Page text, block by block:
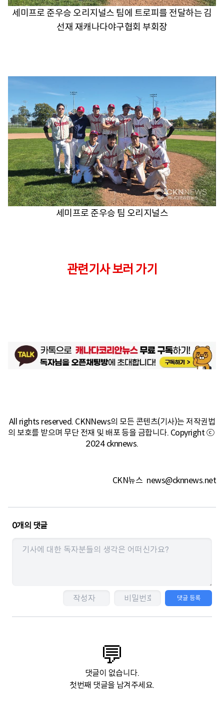
세미프로 준우승 오리지널스 팀에 트로피를 전달하는 김
선재 재캐나다야구협회 부회장
세미프로 준우승 팀 오리지널스
관련기사 보러 가기
All rights reserved. CKNNews의 모든 콘텐츠(기사)는 저작권법
의 보호를 받으며 무단 전재 및 배포 등을 금합니다. Copyright ⓒ
2024 cknnews.
CKN뉴스 news@cknnews.net
0개의 댓글
댓글 등록
💬
댓글이 없습니다.
첫번째 댓글을 남겨주세요.